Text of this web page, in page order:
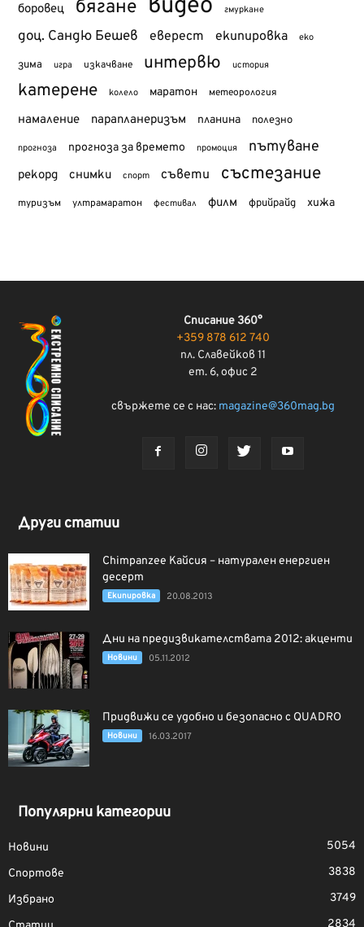
боровец бягане видео гмуркане
доц. Сандю Бешев еверест екипировка еко
зима игра изкачване интервю история
катерене колело маратон метеорология
намаление парапланеризъм планина полезно
прогноза прогноза за времето промоция пътуване
рекорд снимки спорт съвети състезание
туризъм ултрамаратон фестивал филм фрийрайд хижа
Списание 360°
+359 878 612 740
пл. Славейков 11
ет. 6, офис 2
свържете се с нас: magazine@360mag.bg
Други статии
Chimpanzee Кайсия – натурален енергиен
десерт
Екипировка 20.08.2013
Дни на предизвикателствата 2012: акценти
Новини 05.11.2012
Придвижи се удобно и безопасно с QUADRO
Новини 16.03.2017
Популярни категории
Новини
5054
Спортове
3838
Избрано
3749